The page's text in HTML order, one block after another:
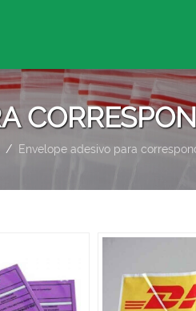
Envelope adesivo para